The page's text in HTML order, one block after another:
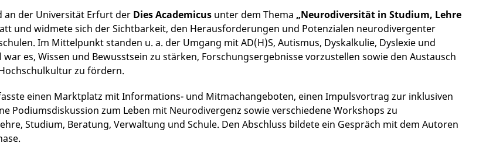
an der Universität Erfurt der Dies Academicus unter dem Thema „Neurodiversität in Studium, Lehre
und widmete sich der Sichtbarkeit, den Herausforderungen und Potenzialen neurodivergenter
Im Mittelpunkt standen u. a. der Umgang mit AD(H)S, Autismus, Dyskalkulie, Dyslexie und
war es, Wissen und Bewusstsein zu stärken, Forschungsergebnisse vorzustellen sowie den Austausch
zu fördern.
einen Marktplatz mit Informations- und Mitmachangeboten, einen Impulsvortrag zur inklusiven
Podiumsdiskussion zum Leben mit Neurodivergenz sowie verschiedene Workshops zu
Studium, Beratung, Verwaltung und Schule. Den Abschluss bildete ein Gespräch mit dem Autoren
.